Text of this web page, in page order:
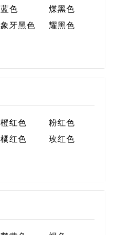
蓝色
煤黑色
象牙黑色
耀黑色
橙红色
粉红色
橘红色
玫红色